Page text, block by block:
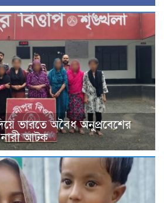
ভারতে অবৈধ অনুপ্রবেশের
আটক